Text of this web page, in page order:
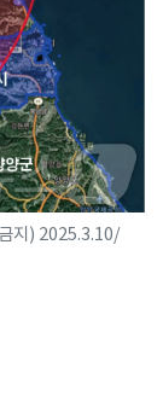
지) 2025.3.10/